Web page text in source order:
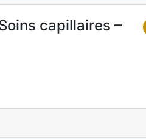
capillaires –